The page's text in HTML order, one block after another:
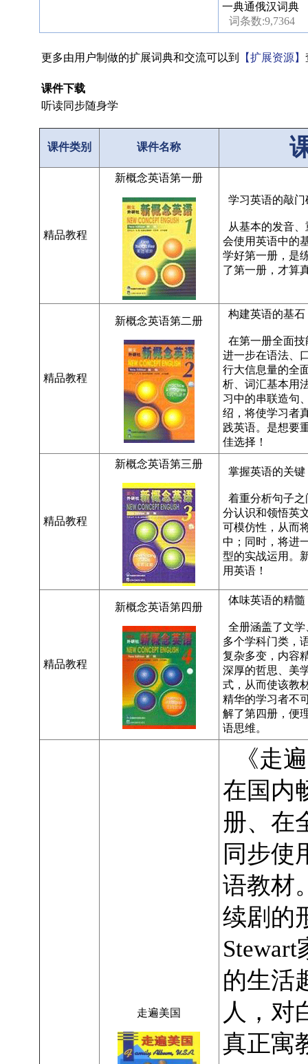
一典通俄汉词典
词条数:9,7364
更多由用户制做的扩展词典和交流可以到 【扩展资源】
课件下载
听读同步随身学
课件类别 课件名称
精品教程
新概念英语第一册
学习英语的敲门
从基本的发音
会使用英语中的
学好第一册，是
了第一册，才算
精品教程
新概念英语第二册
构建英语的基石
在第一册全面
进一步在语法、
行大信息量的全
析、词汇基本用
习中的串联造句
绍，将使学习者
践英语。是想要
佳选择！
精品教程
新概念英语第三册
掌握英语的关键
着重分析句子
分认识和领悟英
可模仿性，从而
中；同时，将进
型的实战运用。
用英语！
精品教程
新概念英语第四册
体味英语的精髓
全册涵盖了文
多个学科门类，
复杂多变，内容
深厚的哲思、美
式，从而使该教
精华的学习者不
解了第四册，便
语思维。
走遍美国
《走
在国内
册、在
同步使
语教材
续剧的
的生活
人，对
真正寓